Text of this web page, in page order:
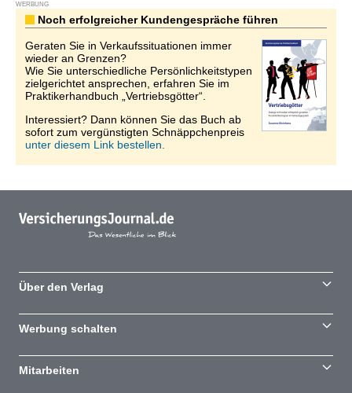
WERBUNG
Noch erfolgreicher Kundengespräche führen
Geraten Sie in Verkaufssituationen immer
wieder an Grenzen?
Wie Sie unterschiedliche Persönlichkeitstypen
zielgerichtet ansprechen, erfahren Sie im
Praktikerhandbuch „Vertriebsgötter“.
Interessiert? Dann können Sie das Buch ab
sofort zum vergünstigten Schnäppchenpreis
unter diesem Link bestellen.
Über den Verlag
Werbung schalten
Mitarbeiten